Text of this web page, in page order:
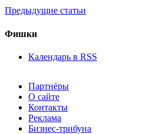
Предыдущие статьи
Фишки
Календарь в RSS
Партнёры
О сайте
Контакты
Реклама
Бизнес-трибуна